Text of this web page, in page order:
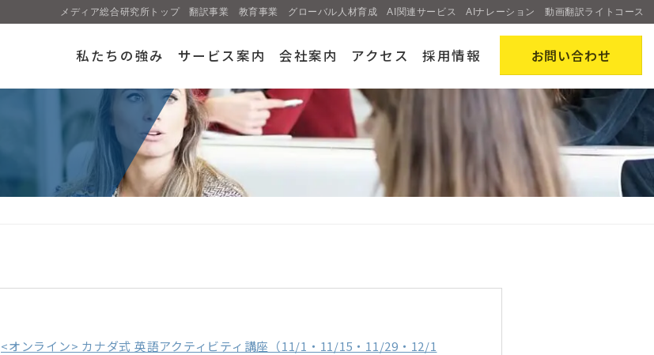
メディア総合研究所トップ 翻訳事業 教育事業 グローバル人材育成 AI関連サービス AIナレーション 動画翻訳ライトコース
お問い合わせ
私たちの強み サービス案内 会社案内 アクセス 採用情報
<オンライン> カナダ式 英語アクティビティ講座（11/1・11/15・11/29・12/1